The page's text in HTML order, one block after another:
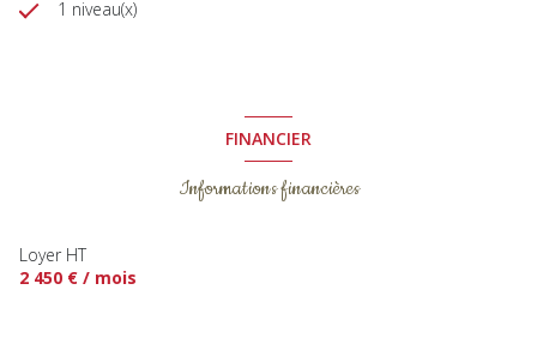
1 niveau(x)
FINANCIER
Informations financières
Loyer HT
2 450 € / mois